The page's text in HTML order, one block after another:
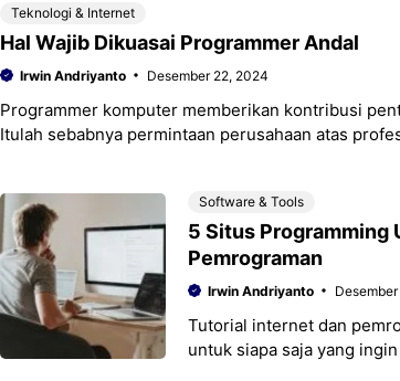
Teknologi & Internet
Hal Wajib Dikuasai Programmer Andal
Irwin Andriyanto Desember 22, 2024
Programmer komputer memberikan kontribusi
Itulah sebabnya permintaan perusahaan atas
Software & Tools
5 Situs Programming
Pemrograman
Irwin Andriyanto
Tutorial internet dan
untuk siapa saja yang